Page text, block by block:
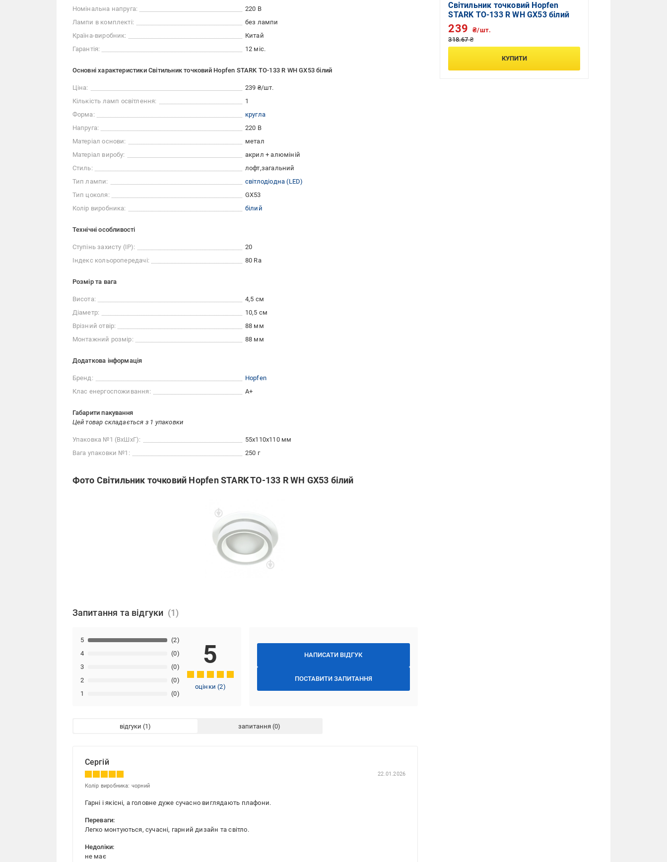
Номінальна напруга:
220 В
Лампи в комплекті:
без лампи
Країна-виробник:
Китай
Гарантія:
12 міс.
Основні характеристики Світильник точковий Hopfen STARK TO-133 R WH GX53 білий
Ціна:
239 ₴/шт.
Кількість ламп освітлення:
1
Форма:
кругла
Напруга:
220 В
Матеріал основи:
метал
Матеріал виробу:
акрил + алюміній
Стиль:
лофт загальний
Тип лампи:
світлодіодна (LED)
Тип цоколя:
GX53
Колір виробника:
білий
Технічні особливості
Ступінь захисту (IP):
20
Індекс кольоропередачі:
80 Ra
Розмір та вага
Висота:
4,5 см
Діаметр:
10,5 см
Врізний отвір:
88 мм
Монтажний розмір:
88 мм
Додаткова інформація
Бренд:
Hopfen
Клас енергоспоживання:
A+
Габарити пакування
Цей товар складається з 1 упаковки
Упаковка №1 (ВхШхГ):
55x110x110 мм
Вага упаковки №1:
250 г
Фото Світильник точковий Hopfen STARK TO-133 R WH GX53 білий
Запитання та відгуки
НАПИСАТИ ВІДГУК
ПОСТАВИТИ ЗАПИТАННЯ
1 (0)
2 (0)
3 (0)
4 (0)
5 (2)
5
оцінки(2)
відгуки запитання
Сергій
22.01.2026
Колір виробника: чорний
Гарні і якісні, а головне дуже сучасно виглядають плафони.
Переваги:
Легко монтуються, сучасні, гарний дизайн та світло.
Недоліки:
не має
Світильник точковий Hopfen
STARK TO-133 R WH GX53 білий
318.67 ₴
239 ₴/шт.
КУПИТИ